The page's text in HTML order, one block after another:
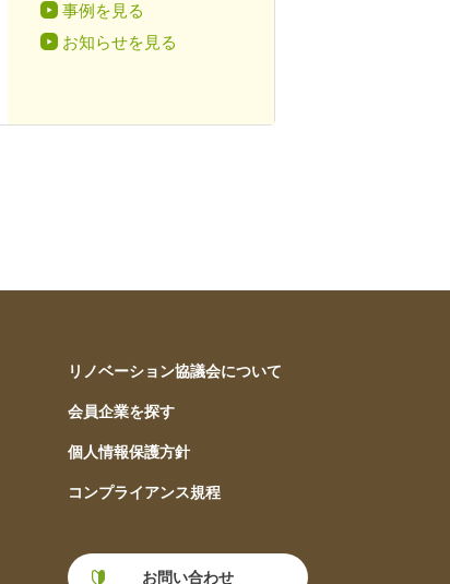
事例を見る
お知らせを見る
リノベーション協議会について
会員企業を探す
個人情報保護方針
コンプライアンス規程
お問い合わせ